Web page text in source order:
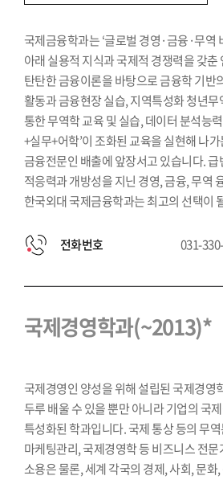
국제금융학과는 ‘글로벌 경영·금융·무역
아래 실용적 지식과 국제적 경쟁력을 갖
탄탄한 금융이론을 바탕으로 금융학 기반
활동과 금융현장 실습, 지역특성화 청년
통한 무역학 교육 및 실습, 데이터 분석능
+실무+어학’이 조화된 교육을 실현해 나
금융전문인 배출에 앞장서고 있습니다.
적응력과 개방성을 지닌 경영, 금융, 무역
한국외대 국제금융학과는 최고의 선택이
전화번호 031-
국제경영학과(~2013)*
국제경영인 양성을 위해 설립된 국제경영
두루 배울 수 있을 뿐만 아니라 기업의 국
특성화된 학과입니다. 국제 통상 등의 무
마케팅관리, 국제경영학 등 비즈니스 전
소용은 물론, 세계 각국의 경제, 사회, 문